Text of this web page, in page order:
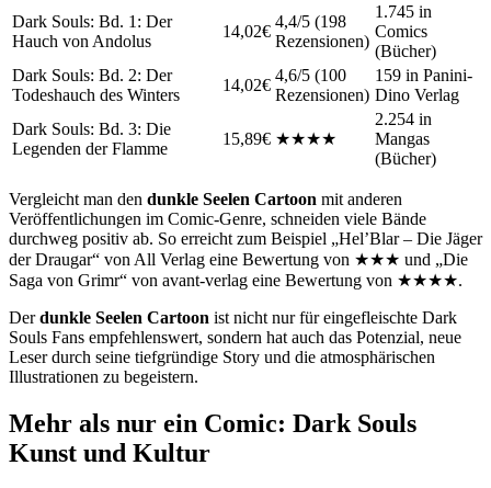
Dark Souls: Bd. 1: Der
Hauch von Andolus
14,02€
4,4/5 (198
Rezensionen)
1.745 in
Comics
(Bücher)
Dark Souls: Bd. 2: Der
Todeshauch des Winters
14,02€
4,6/5 (100
Rezensionen)
159 in Panini-
Dino Verlag
Dark Souls: Bd. 3: Die
Legenden der Flamme
15,89€ ★★★★
2.254 in
Mangas
(Bücher)
Vergleicht man den dunkle Seelen Cartoon mit anderen
Veröffentlichungen im Comic-Genre, schneiden viele Bände
durchweg positiv ab. So erreicht zum Beispiel „Hel’Blar – Die Jäger
der Draugar“ von All Verlag eine Bewertung von ★★★ und „Die
Saga von Grimr“ von avant-verlag eine Bewertung von ★★★★.
Derdunkle Seelen Cartoon ist nicht nur für eingefleischte Dark
Souls Fans empfehlenswert, sondern hat auch das Potenzial, neue
Leser durch seine tiefgründige Story und die atmosphärischen
Illustrationen zu begeistern.
Mehr als nur ein Comic: Dark Souls
Kunst und Kultur